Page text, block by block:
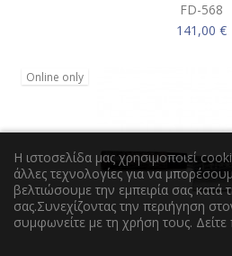
FD-568
141,00 €
Online only
Η ιστοσελίδα μας χρησιμοποιεί
άλλες τεχνολογίες για να
βελτιώσουμε την εμπειρία σας κατά
σας.Συνεχίζοντας την περιήγηση
συμφωνείτε με τη χρήση τους.